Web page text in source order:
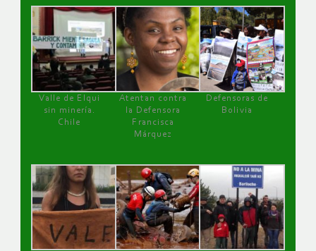
Valle de Elqui
sin minería.
Chile
Atentan contra
la Defensora
Francisca
Márquez
Defensoras de
Bolivia